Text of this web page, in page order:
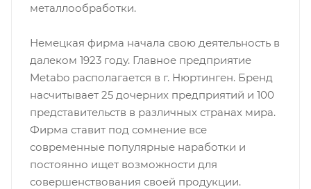
металлообработки.
Немецкая фирма начала свою деятельность в
далеком 1923 году. Главное предприятие
Metabo располагается в г. Нюртинген. Бренд
насчитывает 25 дочерних предприятий и 100
представительств в различных странах мира.
Фирма ставит под сомнение все
современные популярные наработки и
постоянно ищет возможности для
совершенствования своей продукции.